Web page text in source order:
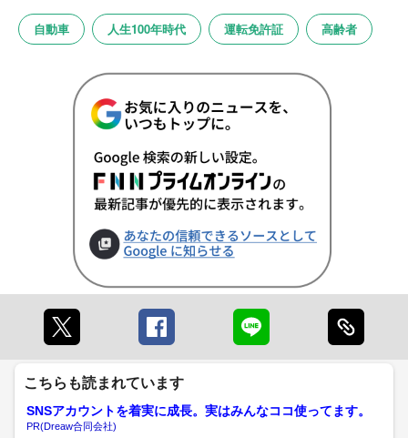
自動車 人生100年時代 運転免許証 高齢者
こちらも読まれています
SNSアカウントを着実に成長。実はみんなココ使ってます。
PR(Dreaw合同会社)